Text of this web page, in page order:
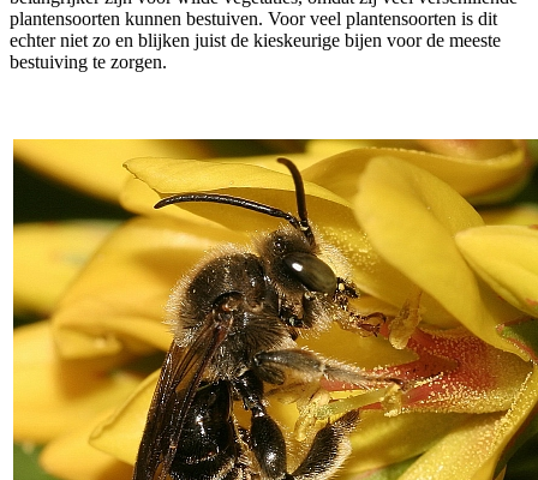
plantensoorten kunnen bestuiven. Voor veel plantensoorten is dit
echter niet zo en blijken juist de kieskeurige bijen voor de meeste
bestuiving te zorgen.